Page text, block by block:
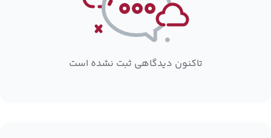
تاکنون دیدگاهی ثبت نشده است